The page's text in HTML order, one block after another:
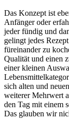
Das Konzept ist
Anfänger oder
jeder fündig und
gelingt jedes
füreinander zu
Qualität und einen
einer kleinen
sich alten und
weiterer Mehrwert
den Tag mit einem
Das glauben wir